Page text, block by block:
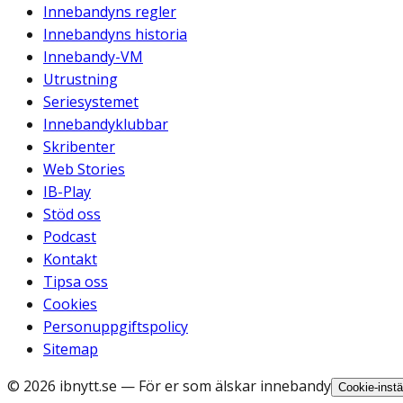
Innebandyns regler
Innebandyns historia
Innebandy-VM
Utrustning
Seriesystemet
Innebandyklubbar
Skribenter
Web Stories
IB-Play
Stöd oss
Podcast
Kontakt
Tipsa oss
Cookies
Personuppgiftspolicy
Sitemap
© 2026 ibnytt.se — För er som älskar innebandy Cookie-